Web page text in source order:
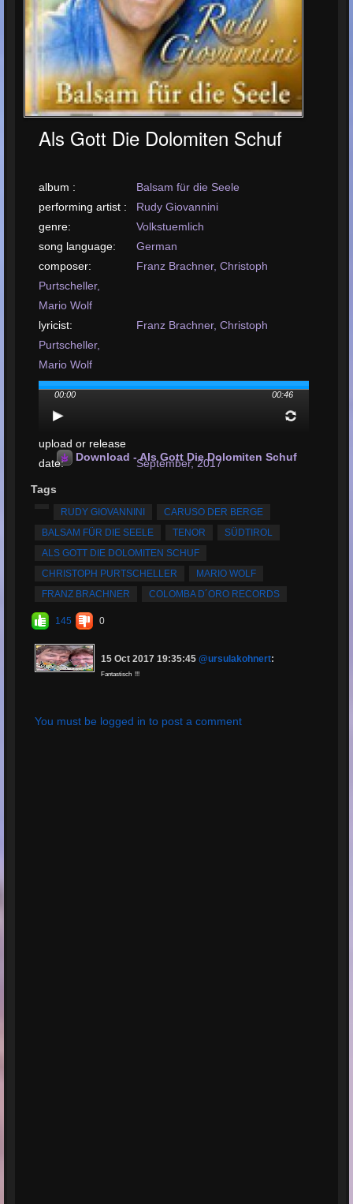
Als Gott Die Dolomiten Schuf
album :
Balsam für die Seele
performing artist :
Rudy Giovannini
genre:
Volkstuemlich
song language:
German
composer:
Franz Brachner, Christoph
Purtscheller,
Mario Wolf
lyricist:
Franz Brachner, Christoph
Purtscheller,
Mario Wolf
label:
Colomba d´oro Records
arrangement by:
upload or release
date:
September, 2017
00:00 00:46
Download - Als Gott Die Dolomiten Schuf
Tags
RUDY GIOVANNINI
CARUSO DER BERGE
BALSAM FÜR DIE SEELE
TENOR
SÜDTIROL
ALS GOTT DIE DOLOMITEN SCHUF
CHRISTOPH PURTSCHELLER
MARIO WOLF
FRANZ BRACHNER
COLOMBA D´ORO RECORDS
145 0
15 Oct 2017 19:35:45 @ursulakohnert:
Fantastisch !!!
You must be logged in to post a comment